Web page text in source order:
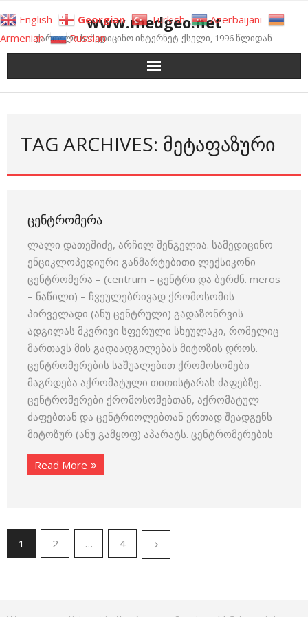
to
content
www.medgeo.net
ქართული სამედიცინო ინტერნეტ-ქსელი, 1996 წლიდან
TAG ARCHIVES: ᲛᲔᲢᲐᲤᲐᲖᲣᲠᲘ
ᲪᲔᲜᲢᲠᲝᲛᲔᲠᲐ
ლალი დათეშიძე, არჩილ შენგელია. სამედიცინო
ენციკლოპედიური განმარტებითი ლექსიკონი
ცენტრომერა – (centrum – ცენტრი და ბერძნ. meros
– ნაწილი) – ჩვეულებრივად ქრომოსომის
პირველადი (ანუ ცენტრული) გადაზონრვის
ადგილას მკვრივი სფერული სხეულაკი, რომელიც
მართავს მის გადაადგილებას მიტოზის დროს.
ცენტრომერების საშუალებით ქრომოსომები
მაგრდება აქრომატული თითისტარას ძაფებზე.
ცენტრომერები ქრომოსომებთან, აქრომატულ
ძაფებთან და ცენტრიოლებთან ერთად შეადგენს
მიტოზურ (ანუ გამყოფ) აპარატს. ცენტრომერების
Read More
1 2 … 4
English Georgian Turkish
Azerbaijani
Armenian
Russian